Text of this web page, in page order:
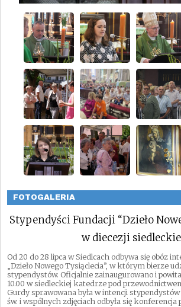
FOTOGALERIA
Stypendyści Fundacji “Dzieło
w diecezji
Od 20 do 28 lipca w Siedlcach odbywa się obóz
„Dzieło Nowego Tysiąclecia”, w którym bierze
stypendystów. Oficjalnie zainaugurowano i
10.00 w siedleckiej katedrze pod
Gurdy sprawowana była w intencji
św. i wspólnych zdjęciach odbyła się konferencja